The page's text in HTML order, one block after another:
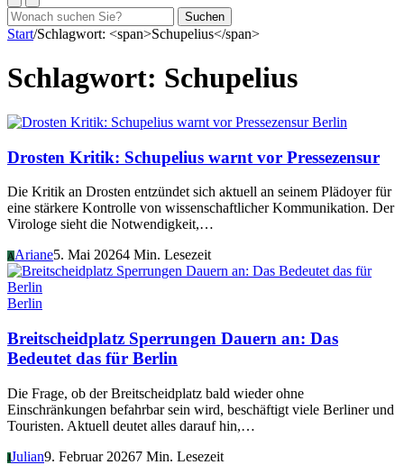
Suchen
nach:
Suchen
Start/Schlagwort: <span>Schupelius</span>
Schlagwort: Schupelius
Berlin
Drosten Kritik: Schupelius warnt vor Pressezensur
Die Kritik an Drosten entzündet sich aktuell an seinem Plädoyer für
eine stärkere Kontrolle von wissenschaftlicher Kommunikation. Der
Virologe sieht die Notwendigkeit,…
AAriane5. Mai 20264 Min. Lesezeit
Berlin
Breitscheidplatz Sperrungen Dauern an: Das
Bedeutet das für Berlin
Die Frage, ob der Breitscheidplatz bald wieder ohne
Einschränkungen befahrbar sein wird, beschäftigt viele Berliner und
Touristen. Aktuell deutet alles darauf hin,…
JJulian9. Februar 20267 Min. Lesezeit